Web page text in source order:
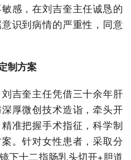
感，在刘吉奎主任诚恳的
识到病情的严重性，同意
制方案
吉奎主任凭借三十余年肝
厚微创技术造诣，牵头开
准把握手术指征，科学制
。针对女性患者，采取分
下十二指肠乳头切开+胆道